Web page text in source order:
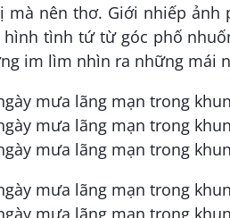
nên thơ. Giới nhiếp ảnh
tình tứ từ góc phố
im lìm nhìn ra những mái